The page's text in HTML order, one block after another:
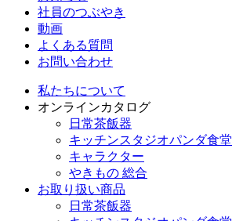
社員のつぶやき
動画
よくある質問
お問い合わせ
私たちについて
オンラインカタログ
日常茶飯器
キッチンスタジオパンダ食堂
キャラクター
やきもの 総合
お取り扱い商品
日常茶飯器